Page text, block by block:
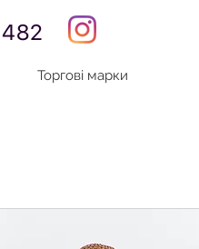
Торгові марки